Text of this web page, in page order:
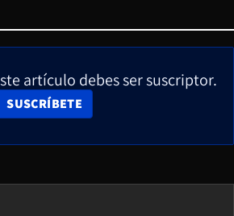
artículo debes ser suscriptor.
SUSCRÍBETE
OPENS IN NEW WINDOW